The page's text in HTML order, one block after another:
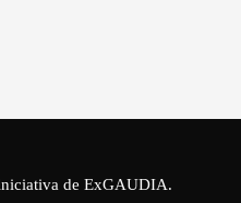
de ExGAUDIA.